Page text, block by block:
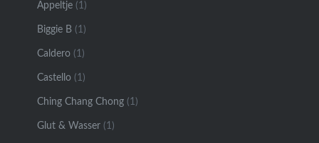
Appeltje (1)
Biggie B (1)
Caldero (1)
Castello (1)
Ching Chang Chong (1)
Glut & Wasser (1)